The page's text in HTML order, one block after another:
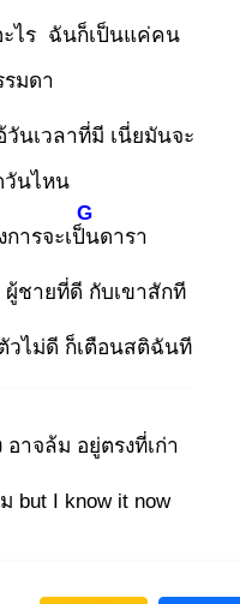
ะไร ฉันก็เป็นแค่คน
รมดา
วันเวลาที่มี เนี่ยมันจะ
วันไหน
ารจะเป็น
G
ดารา
ชายที่ดี กับเขาสักที
วไม่ดี ก็เตือนสติฉันที
อาจล้ม อยู่ตรงที่เก่า
but I know it now